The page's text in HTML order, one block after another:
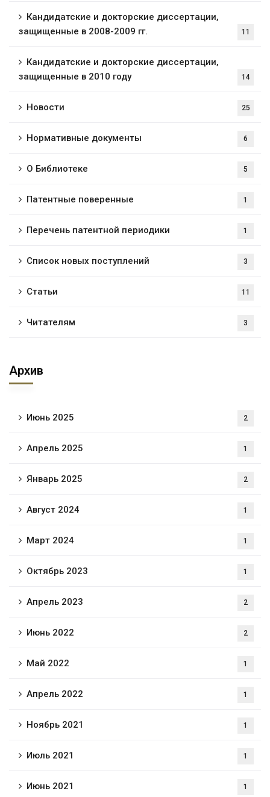
Кандидатские и докторские диссертации,
защищенные в 2008-2009 гг.
11
Кандидатские и докторские диссертации,
защищенные в 2010 году
14
Новости 25
Нормативные документы 6
О Библиотеке 5
Патентные поверенные 1
Перечень патентной периодики 1
Список новых поступлений 3
Статьи 11
Читателям 3
Архив
Июнь 2025 2
Апрель 2025 1
Январь 2025 2
Август 2024 1
Март 2024 1
Октябрь 2023 1
Апрель 2023 2
Июнь 2022 2
Май 2022 1
Апрель 2022 1
Ноябрь 2021 1
Июль 2021 1
Июнь 2021 1